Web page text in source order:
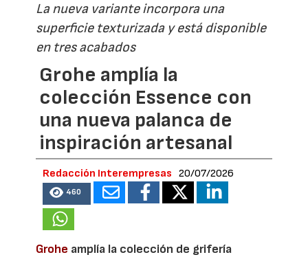
La nueva variante incorpora una
superficie texturizada y está disponible
en tres acabados
Grohe amplía la
colección Essence con
una nueva palanca de
inspiración artesanal
Redacción Interempresas 20/07/2026
460
Grohe amplía la colección de grifería